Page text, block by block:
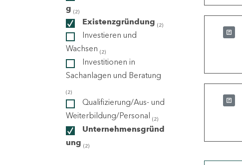
g (2)
Existenzgründung (2)
Investieren und
Wachsen (2)
Investitionen in
Sachanlagen und Beratung
(2)
Qualifizierung/Aus- und
Weiterbildung/Personal (2)
Unternehmensgründ
ung (2)